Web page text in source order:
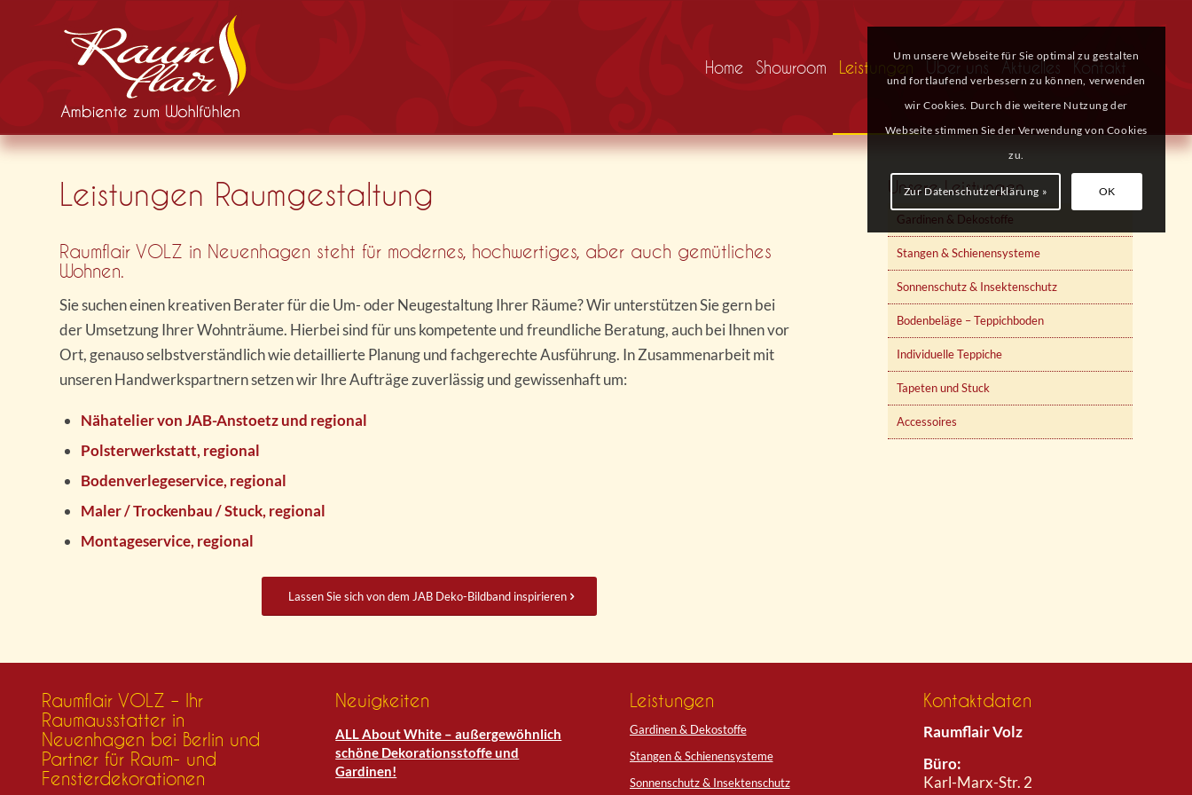
Home Showroom Leistungen Über uns Aktuelles Kontakt
Leistungen Raumgestaltung
Raumflair VOLZ in Neuenhagen steht für modernes, hochwertiges, aber auch gemütliches
Wohnen.
Sie suchen einen kreativen Berater für die Um- oder Neugestaltung Ihrer Räume? Wir unterstützen Sie gern bei
der Umsetzung Ihrer Wohnträume. Hierbei sind für uns kompetente und freundliche Beratung, auch bei Ihnen vor
Ort, genauso selbstverständlich wie detaillierte Planung und fachgerechte Ausführung. In Zusammenarbeit mit
unseren Handwerkspartnern setzen wir Ihre Aufträge zuverlässig und gewissenhaft um:
Nähatelier von JAB-Anstoetz und regional
Polsterwerkstatt, regional
Bodenverlegeservice, regional
Maler / Trockenbau / Stuck, regional
Montageservice, regional
Lassen Sie sich von dem JAB Deko-Bildband inspirieren
Unsere Leistungen
Gardinen & Dekostoffe
Stangen & Schienensysteme
Sonnenschutz & Insektenschutz
Bodenbeläge – Teppichboden
Individuelle Teppiche
Tapeten und Stuck
Accessoires
Raumflair VOLZ – Ihr
Raumausstatter in
Neuenhagen bei Berlin und
Partner für Raum- und
Fensterdekorationen
Neuigkeiten
ALL About White – außergewöhnlich
schöne Dekorationsstoffe und
Gardinen!
Leistungen
Gardinen & Dekostoffe
Stangen & Schienensysteme
Sonnenschutz & Insektenschutz
Kontaktdaten
Raumflair Volz
Büro:
Karl-Marx-Str. 2
Um unsere Webseite für Sie optimal zu gestalten
und fortlaufend verbessern zu können, verwenden
wir Cookies. Durch die weitere Nutzung der
Webseite stimmen Sie der Verwendung von Cookies
zu.
Zur Datenschutzerklärung » OK